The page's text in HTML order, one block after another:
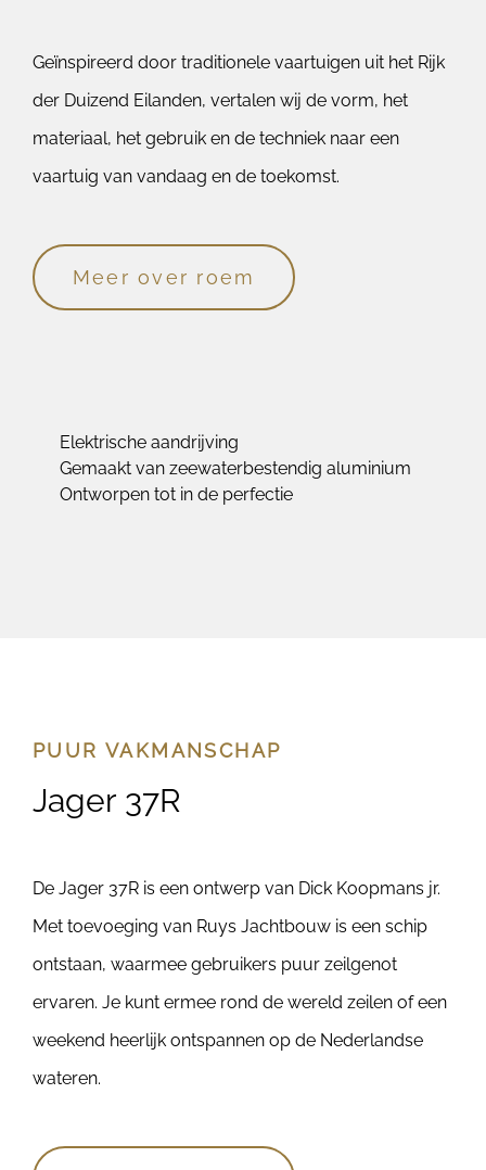
Geïnspireerd door traditionele vaartuigen uit het Rijk
der Duizend Eilanden, vertalen wij de vorm, het
materiaal, het gebruik en de techniek naar een
vaartuig van vandaag en de toekomst.
Meer over roem
Elektrische aandrijving
Gemaakt van zeewaterbestendig aluminium
Ontworpen tot in de perfectie
PUUR VAKMANSCHAP
Jager 37R
De Jager 37R is een ontwerp van Dick Koopmans jr.
Met toevoeging van Ruys Jachtbouw is een schip
ontstaan, waarmee gebruikers puur zeilgenot
ervaren. Je kunt ermee rond de wereld zeilen of een
weekend heerlijk ontspannen op de Nederlandse
wateren.